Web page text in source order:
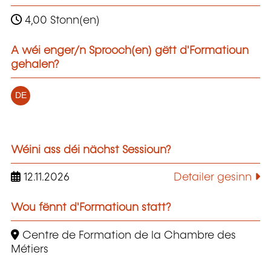
4,00 Stonn(en)
A wéi enger/n Sprooch(en) gëtt d'Formatioun
gehalen?
DE
Wéini ass déi nächst Sessioun?
12.11.2026 Detailer gesinn
Wou fënnt d'Formatioun statt?
Centre de Formation de la Chambre des
Métiers